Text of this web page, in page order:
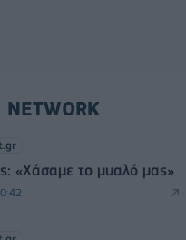
NETWORK
«Χάσαμε το μυαλό μας»